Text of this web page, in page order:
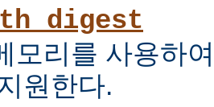
모리를 사용하
원한다.